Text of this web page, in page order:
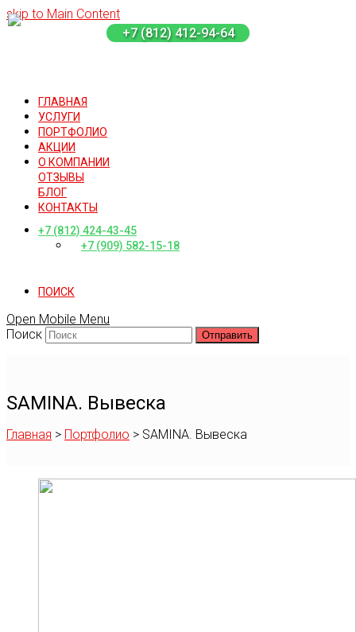
+7 (812) 412-94-64
skip to Main Content
ГЛАВНАЯ
УСЛУГИ
ПОРТФОЛИО
АКЦИИ
О КОМПАНИИ
ОТЗЫВЫ
БЛОГ
КОНТАКТЫ
+7 (812) 424-43-45
+7 (909) 582-15-18
ПОИСК
Open Mobile Menu
Поиск
Отправить
SAMINA. Вывеска
Главная > Портфолио > SAMINA. Вывеска